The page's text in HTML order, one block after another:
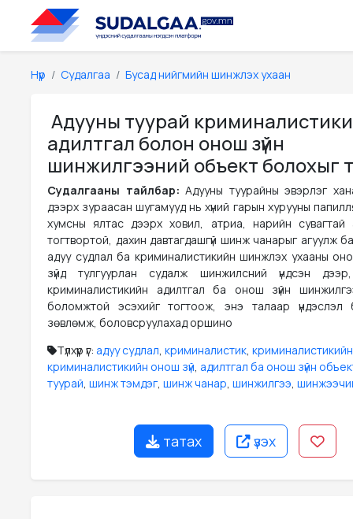
Нүүр Судалгаа Бусад нийгмийн шинжлэх ухаан
Адууны туурай
адилтгал болон онош зүйн
шинжилгээний объект болохыг
Судалгааны тайлбар: Адууны туурайны эвэрлэг
дээрх зураасан шугамууд нь хүний гарын хурууны
хумсны ялтас дээрх ховил, атриа, нарийн сувагтай
тогтвортой, дахин давтагдашгүй шинж чанарыг агуулж
адуу судлал ба криминалистикийн шинжлэх ухааны
зүйд тулгуурлан судалж шинжилсний үндсэн
криминалистикийн адилтгал ба онош зүйн
боломжтой эсэхийг тогтоож, энэ талаар үндэслэл
зөвлөмж, боловсруулахад оршино
Түлхүүр үг: адуу судлал, криминалистик,
криминалистикийн онош зүй, адилтгал ба онош зүйн
туурай, шинж тэмдэг, шинж чанар, шинжилгээ,
татах үзэх